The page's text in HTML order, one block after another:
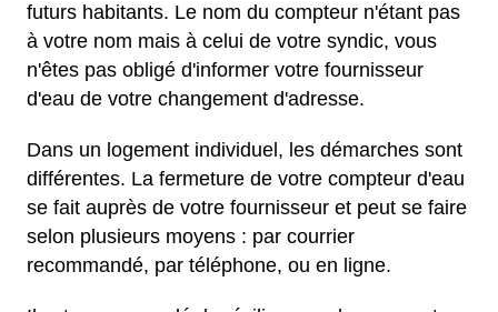
futurs habitants. Le nom du compteur n'étant pas
à votre nom mais à celui de votre syndic, vous
n'êtes pas obligé d'informer votre fournisseur
d'eau de votre changement d'adresse.
Dans un logement individuel, les démarches sont
différentes. La fermeture de votre compteur d'eau
se fait auprès de votre fournisseur et peut se faire
selon plusieurs moyens : par courrier
recommandé, par téléphone, ou en ligne.